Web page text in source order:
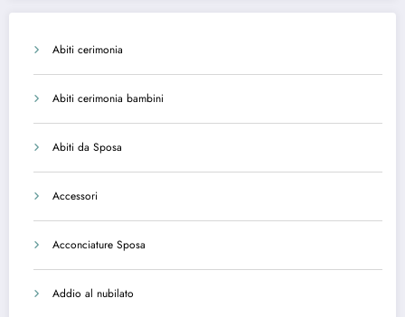
Abiti cerimonia
Abiti cerimonia bambini
Abiti da Sposa
Accessori
Acconciature Sposa
Addio al nubilato